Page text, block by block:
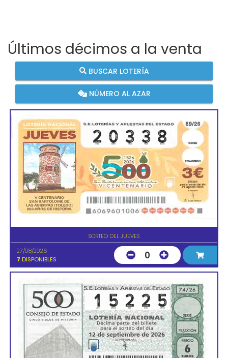
Últimos décimos a la venta
BUSCAR LOTERÍA
NÚMERO AL AZAR
SORTEO DEL JUEVES
27/08/2026
7 DISPONIBLES 0